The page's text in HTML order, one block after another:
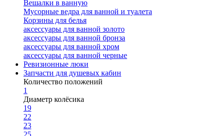
Вешалки в ванную
Мусорные ведра для ванной и туалета
Корзины для белья
аксессуары для ванной золото
аксессуары для ванной бронза
аксессуары для ванной хром
аксессуары для ванной черные
Ревизионные люки
Запчасти для душевых кабин
Количество положений
1
Диаметр колёсика
19
22
23
25